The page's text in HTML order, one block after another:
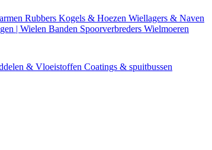
Rubbers Kogels & Hoezen Wiellagers & Naven
| Wielen Banden Spoorverbreders Wielmoeren
& Vloeistoffen Coatings & spuitbussen